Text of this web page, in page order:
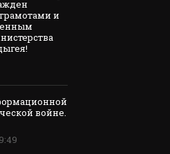
и
войне.